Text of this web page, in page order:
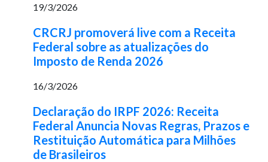
19/3/2026
CRCRJ promoverá live com a Receita
Federal sobre as atualizações do
Imposto de Renda 2026
16/3/2026
Declaração do IRPF 2026: Receita
Federal Anuncia Novas Regras, Prazos e
Restituição Automática para Milhões
de Brasileiros